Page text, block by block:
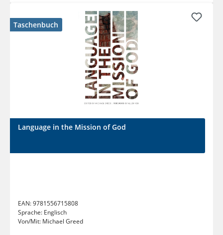
Taschenbuch
Language in the Mission of God
EAN:9781556715808
Sprache: Englisch
Von/Mit: Michael Greed